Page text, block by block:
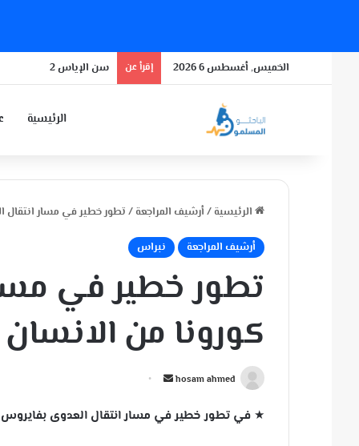
الخميس, أغسطس 6 2026 إقرأ عن سن الإياس 2
الرئيسية
الرئيسية / أرشيف المراجعة / تطور خطير في مسار انتقال
أرشيف المراجعة نبراس
تطور خطير في
كورونا من
hosam ahmed
أ
س
★ في تطور خطير في مسار انتقال العدوى بفايروس